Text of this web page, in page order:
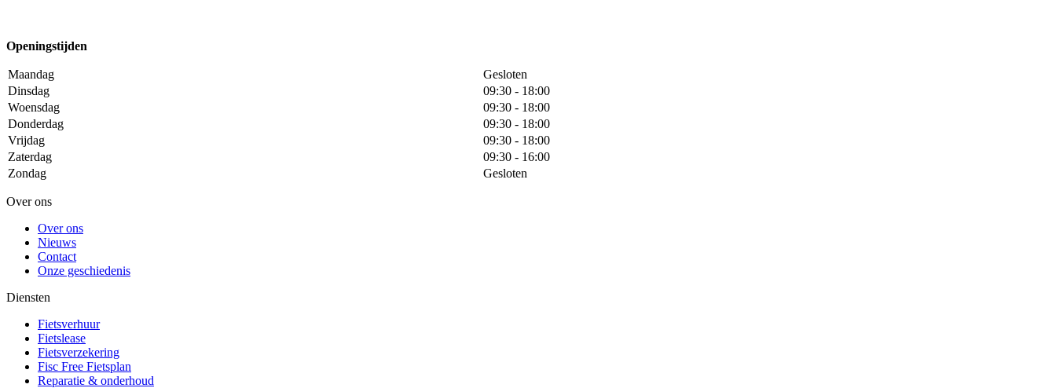
Openingstijden
Maandag
Gesloten
Dinsdag
09:30 - 18:00
Woensdag
09:30 - 18:00
Donderdag
09:30 - 18:00
Vrijdag
09:30 - 18:00
Zaterdag
09:30 - 16:00
Zondag
Gesloten
Over ons
Over ons
Nieuws
Contact
Onze geschiedenis
Diensten
Fietsverhuur
Fietslease
Fietsverzekering
Fisc Free Fietsplan
Reparatie & onderhoud